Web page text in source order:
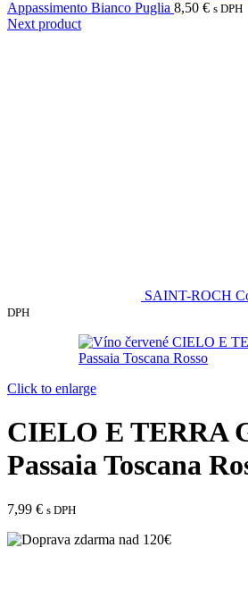
Appassimento Bianco Puglia 8,50 € s DPH
Next product
SAINT-ROCH
DPH
Click to enlarge
CIELO E TERRA
Passaia Toscana
7,99 € s DPH